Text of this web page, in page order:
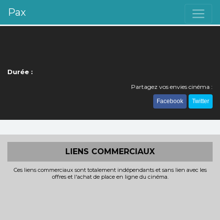
Pax
Durée :
Partagez vos envies cinéma :
Facebook Twitter
LIENS COMMERCIAUX
Ces liens commerciaux sont totalement indépendants et sans lien avec les
offres et l'achat de place en ligne du cinéma.